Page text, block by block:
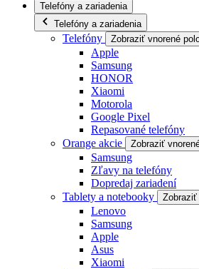
Telefóny a zariadenia
Telefóny a zariadenia
Telefóny Zobraziť vnorené
Apple
Samsung
HONOR
Xiaomi
Motorola
Google Pixel
Repasované telefóny
Orange akcie
Zobraziť
Samsung
Zľavy na telefóny
Dopredaj zariadení
Tablety a notebooky
Zobraziť
Lenovo
Samsung
Apple
Asus
Xiaomi